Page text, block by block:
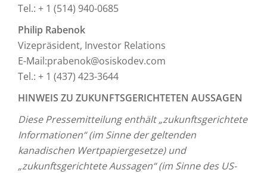
Tel.: + 1 (514) 940-0685
Philip Rabenok
Vizepräsident, Investor Relations
E-Mail:prabenok@osiskodev.com
Tel.: + 1 (437) 423-3644
HINWEIS ZU ZUKUNFTSGERICHTETEN AUSSAGEN
Diese Pressemitteilung enthält „zukunftsgerichtete
Informationen“ (im Sinne der geltenden
kanadischen Wertpapiergesetze) und
„zukunftsgerichtete Aussagen“ (im Sinne des US-